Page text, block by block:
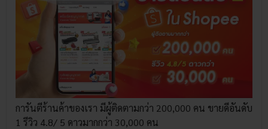
การันตีร้านค้าของเรา มีผู้ติดตามกว่า 200,000 คน ขายดีอันดับ
1 รีวิว 4.8/ 5 ดาวมากกว่า 30,000 คน